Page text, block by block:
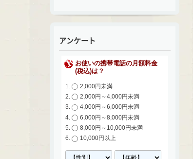
アンケート
お使いの携帯電話の月額料金
(税込)は？
2,000円未満
2,000円～4,000円未満
4,000円～6,000円未満
6,000円～8,000円未満
8,000円～10,000円未満
10,000円以上